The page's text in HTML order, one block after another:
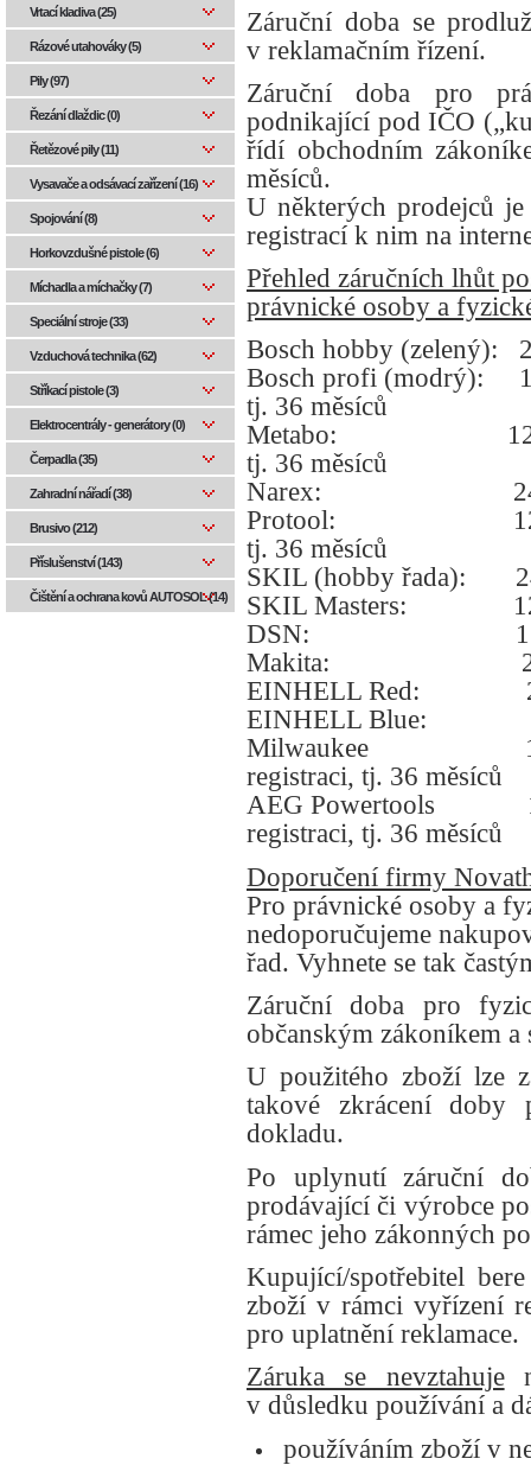
Záruční doba se
v reklamačním řízení.
Záruční doba pro
podnikající pod IČO
řídí obchodním
měsíců.
U některých prodejců
registrací k nim na
Přehled záručních lhůt
právnické osoby a
Bosch hobby (zelený):
Bosch profi (modrý):
tj. 36 měsíců
Metabo: 12
tj. 36 měsíců
Narex: 24
Protool: 12
tj. 36 měsíců
SKIL (hobby řada):
SKIL Masters: 12
DSN: 12
Makita:
EINHELL Red: 24
EINHELL Blue:
Milwaukee 12
registraci, tj. 36 měsíců
AEG Powertools 12
registraci, tj. 36 měsíců
Doporučení firmy
Pro právnické osoby a
nedoporučujeme
řad. Vyhnete se tak
Záruční doba pro
občanským zákoníkem
U použitého zboží lze
takové zkrácení doby
dokladu.
Po uplynutí záruční
prodávající či výrobce
rámec jeho zákonných
Kupující/spotřebitel
zboží v rámci vyřízení
pro uplatnění reklamace.
Záruka se nevztahuje
v důsledku používání a
používáním zboží v
Vrtací kladiva (25)
Rázové utahováky (5)
Pily (97)
Řezání dlaždic (0)
Řetězové pily (11)
Vysavače a odsávací zařízení (16)
Spojování (8)
Horkovzdušné pistole (6)
Míchadla a míchačky (7)
Speciální stroje (33)
Vzduchová technika (62)
Stříkací pistole (3)
Elektrocentrály - generátory (0)
Čerpadla (35)
Zahradní nářadí (38)
Brusivo (212)
Příslušenství (143)
Čištění a ochrana kovů AUTOSOL (14)